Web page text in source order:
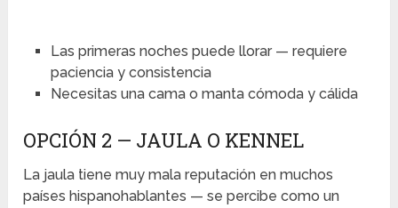
Las primeras noches puede llorar — requiere
paciencia y consistencia
Necesitas una cama o manta cómoda y cálida
OPCIÓN 2 — JAULA O KENNEL
La jaula tiene muy mala reputación en muchos
países hispanohablantes — se percibe como un